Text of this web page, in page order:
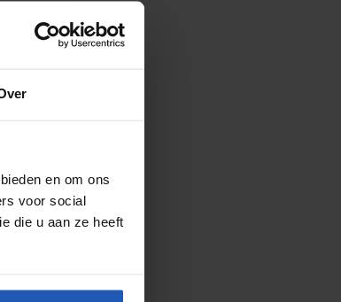
en om ons
voor social
die u aan ze heeft